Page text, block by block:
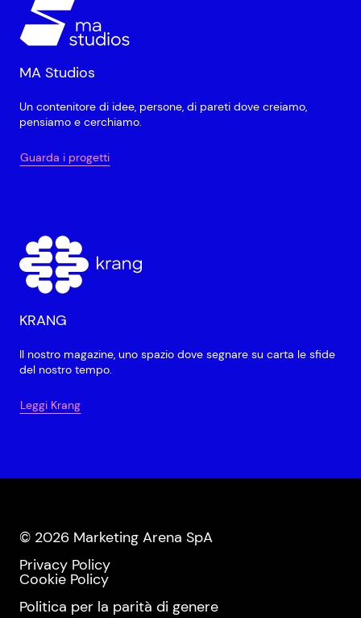
MA Studios
Un contenitore di idee, persone, di pareti dove creiamo,
pensiamo e cerchiamo.
Guarda i progetti
KRANG
Il nostro magazine, uno spazio dove segnare su carta le sfide
del nostro tempo.
Leggi Krang
© 2026 Marketing Arena SpA
Privacy Policy
Cookie Policy
Politica per la parità di genere